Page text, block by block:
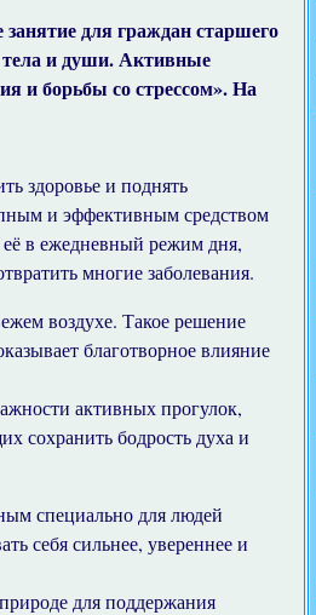
для граждан старшего
тела и души. Активные
и борьбы со стрессом». На
здоровье и поднять
и эффективным средством
в ежедневный режим дня,
многие заболевания.
воздухе. Такое решение
благотворное влияние
активных прогулок,
сохранить бодрость духа и
специально для людей
себя сильнее, увереннее и
для поддержания